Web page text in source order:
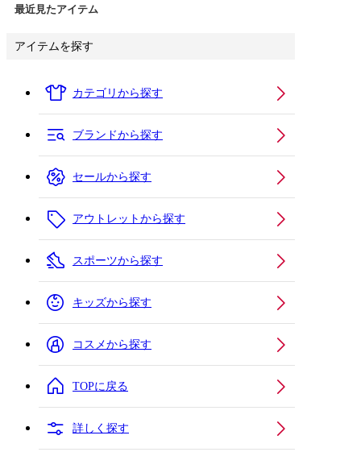
最近見たアイテム
アイテムを探す
カテゴリから探す
ブランドから探す
セールから探す
アウトレットから探す
スポーツから探す
キッズから探す
コスメから探す
TOPに戻る
詳しく探す